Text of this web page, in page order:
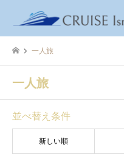
一人旅
一人旅
並べ替え条件
新しい順